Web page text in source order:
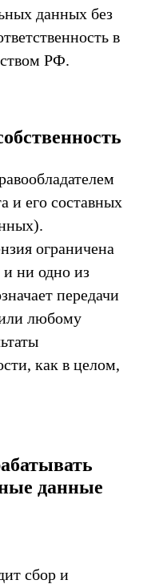
данных без
в
РФ.
и его составных
ограничена
и ни одно из
передачи
любому
как в целом,
данные
сбор и